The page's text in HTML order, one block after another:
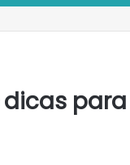
dicas para